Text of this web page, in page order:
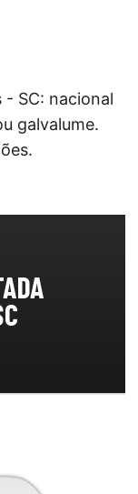
- SC: nacional
galvalume.